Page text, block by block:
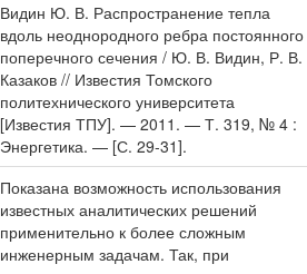
Видин Ю. В. Распространение тепла
вдоль неоднородного ребра постоянного
поперечного сечения / Ю. В. Видин, Р. В.
Казаков // Известия Томского
политехнического университета
[Известия ТПУ]. — 2011. — Т. 319, № 4 :
Энергетика. — [С. 29-31].
Показана возможность использования
известных аналитических решений
применительно к более сложным
инженерным задачам. Так, при